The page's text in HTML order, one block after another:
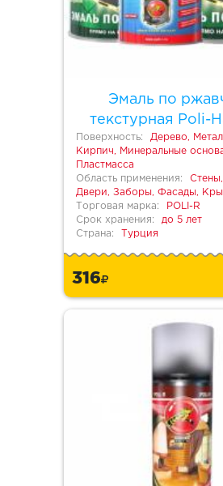
Эмаль по
текстурная Poli-
Поверхность:
Дерево,
Кирпич, Минеральные
Пластмасса
Область применения:
Двери, Заборы, Фасады,
Торговая марка:
POLI-R
Срок хранения:
до 5 лет
Страна:
Турция
316